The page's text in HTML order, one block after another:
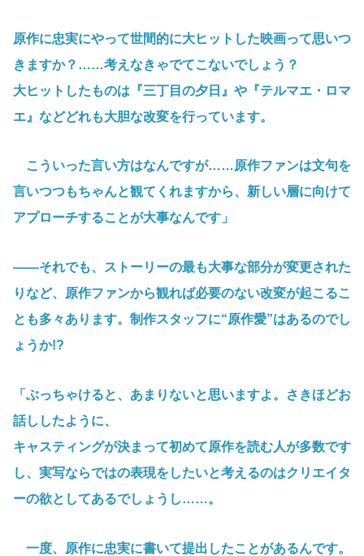
原作に忠実にやって世間的に大ヒットした映画って思いつ
きますか？……考えなきゃでてこないでしょう？
大ヒットしたものは『三丁目の夕日』や『テルマエ・ロマ
エ』などどれも大胆な改変を行っています。
こういった言い方はなんですが……原作ファンは文句を
言いつつもちゃんと観てくれますから、新しい層に向けて
アプローチすることが大事なんです」
――それでも、ストーリーの最も大事な部分が変更された
りなど、原作ファンから観れば必要のない改変が起こるこ
とも多々あります。制作スタッフに“原作愛”はあるのでし
ょうか!?
「ぶっちゃけると、あまりないと思いますよ。さきほどお
話ししたように、
キャスティングが決まって初めて原作を読む人が多数です
し、実写ならではの表現をしたいと考えるのはクリエイタ
ーの欲としてあるでしょうし……。
一度、原作に忠実に書いて提出したことがあるんです。